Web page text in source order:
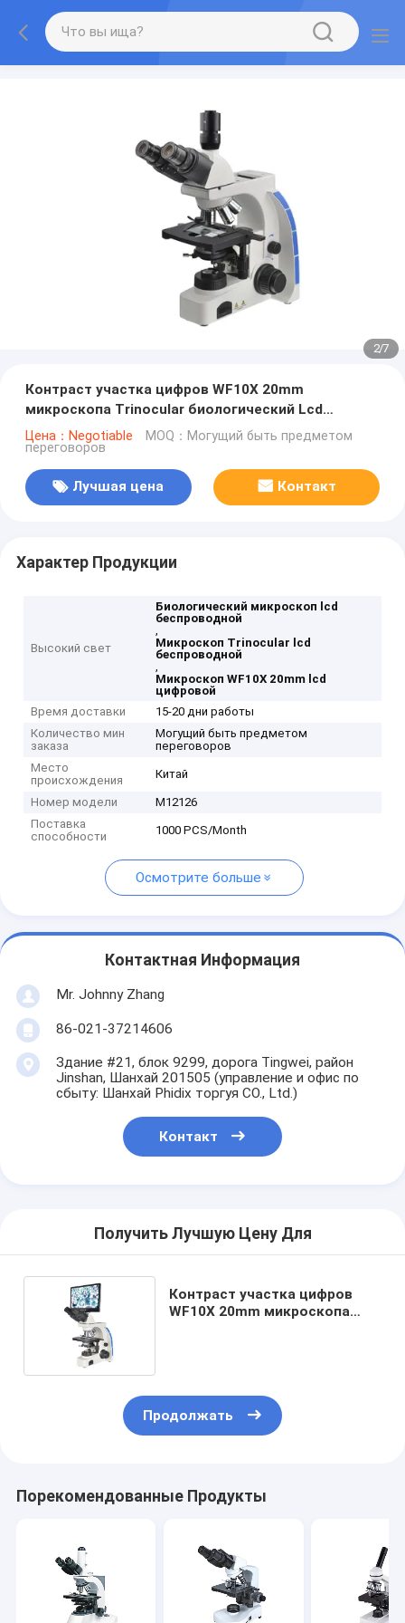
2/7
Контраст участка цифров WF10X 20mm
микроскопа Trinocular биологический Lcd
беспроводной
Цена：Negotiable MOQ：Могущий быть предметом
переговоров
Лучшая цена Контакт
Характер Продукции
Высокий свет
Биологический микроскоп lcd
беспроводной
,
Микроскоп Trinocular lcd
беспроводной
,
Микроскоп WF10X 20mm lcd
цифровой
Время доставки
15-20 дни работы
Количество мин
заказа
Могущий быть предметом
переговоров
Место
происхождения
Китай
Номер модели
M12126
Поставка
способности
1000 PCS/Month
Осмотрите больше
Контактная Информация
Mr. Johnny Zhang
86-021-37214606
Здание #21, блок 9299, дорога Tingwei, район
Jinshan, Шанхай 201505 (управление и офис по
сбыту: Шанхай Phidix торгуя CO., Ltd.)
Контакт
Получить Лучшую Цену Для
Контраст участка цифров
WF10X 20mm микроскопа
Продолжать
Порекомендованные Продукты